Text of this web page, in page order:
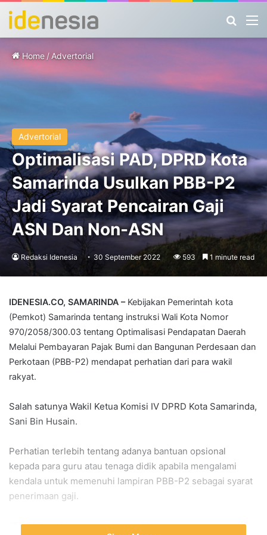
Home / Advertorial
Advertorial
Optimalisasi PAD, DPRD Kota
Samarinda Usulkan PBB-P2
Jadi Syarat Pencairan Gaji
ASN Dan Non-ASN
Redaksi Idenesia 30 September 2022 593 1 minute read
IDENESIA.CO, SAMARINDA –Kebijakan Pemerintah kota
(Pemkot) Samarinda tentang instruksi Wali Kota Nomor
970/2058/300.03 tentang Optimalisasi Pendapatan Daerah
Melalui Pembayaran Pajak Bumi dan Bangunan Perdesaan dan
Perkotaan (PBB-P2) mendapat perhatian dari para wakil
rakyat.
Salah satunya Wakil Ketua Komisi IV DPRD Kota Samarinda,
Sani Bin Husain.
Perhatian terlebih tentang adanya bantuan opsional
kepada para guru atau tenaga didik apabila mengalami
kendala untuk memenuhi lampiran PBB-P2 sebagai syarat
penerimaan gaji.
“Tapi bicara khusus untuk guru kita yang honorer, saya